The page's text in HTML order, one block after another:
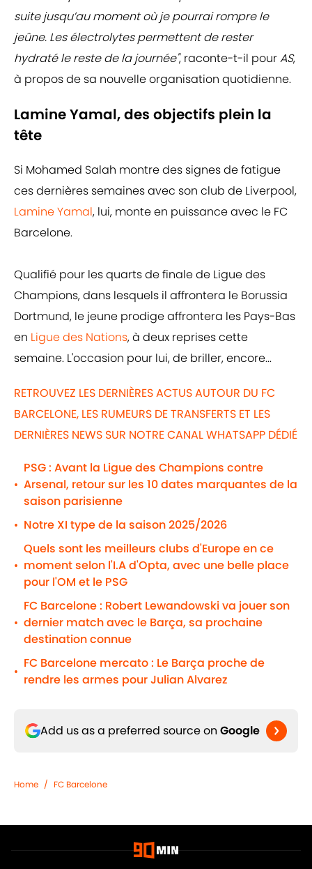
suite jusqu’au moment où je pourrai rompre le
jeûne. Les électrolytes permettent de rester
hydraté le reste de la journée", raconte-t-il pourAS,
à propos de sa nouvelle organisation quotidienne.
Lamine Yamal, des objectifs plein la
tête
Si Mohamed Salah montre des signes de fatigue
ces dernières semaines avec son club de Liverpool,
Lamine Yamal, lui, monte en puissance avec le FC
Barcelone.
Qualifié pour les quarts de finale de Ligue des
Champions, dans lesquels il affrontera le Borussia
Dortmund, le jeune prodige affrontera les Pays-Bas
en Ligue des Nations, à deux reprises cette
semaine. L'occasion pour lui, de briller, encore...
RETROUVEZ LES DERNIÈRES ACTUS AUTOUR DU FC
BARCELONE, LES RUMEURS DE TRANSFERTS ET LES
DERNIÈRES NEWS SUR NOTRE CANAL WHATSAPP DÉDIÉ
•
PSG : Avant la Ligue des Champions contre
Arsenal, retour sur les 10 dates marquantes de la
saison parisienne
• Notre XI type de la saison 2025/2026
•
Quels sont les meilleurs clubs d'Europe en ce
moment selon l'I.A d'Opta, avec une belle place
pour l'OM et le PSG
•
FC Barcelone : Robert Lewandowski va jouer son
dernier match avec le Barça, sa prochaine
destination connue
•
FC Barcelone mercato : Le Barça proche de
rendre les armes pour Julian Alvarez
Add us as a preferred source on Google
Home / FC Barcelone